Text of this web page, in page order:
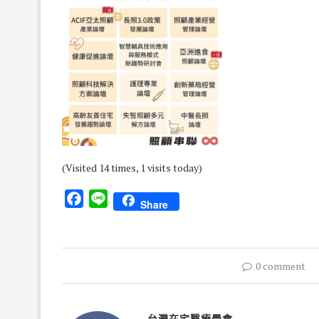
(Visited 14 times, 1 visits today)
Facebook
Line Share
0 comment